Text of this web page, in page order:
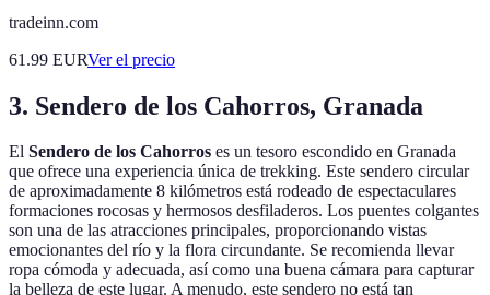
tradeinn.com
61.99 EURVer el precio
3. Sendero de los Cahorros, Granada
El Sendero de los Cahorros es un tesoro escondido en Granada
que ofrece una experiencia única de trekking. Este sendero circular
de aproximadamente 8 kilómetros está rodeado de espectaculares
formaciones rocosas y hermosos desfiladeros. Los puentes colgantes
son una de las atracciones principales, proporcionando vistas
emocionantes del río y la flora circundante. Se recomienda llevar
ropa cómoda y adecuada, así como una buena cámara para capturar
la belleza de este lugar. A menudo, este sendero no está tan